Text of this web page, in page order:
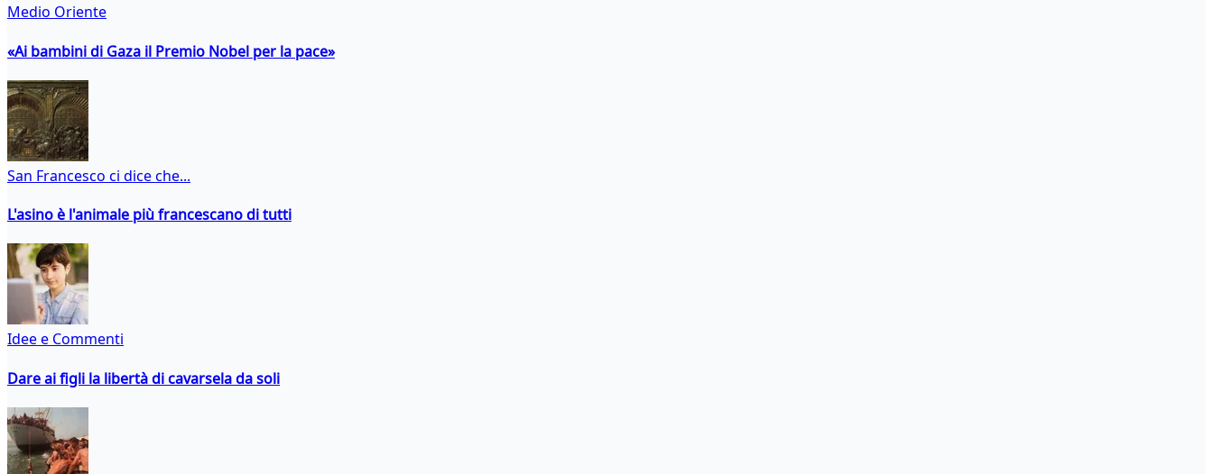
Medio Oriente
«Ai bambini di Gaza il Premio Nobel per la pace»
San Francesco ci dice che...
L'asino è l'animale più francescano di tutti
Idee e Commenti
Dare ai figli la libertà di cavarsela da soli